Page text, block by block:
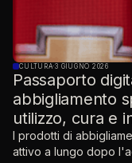
CULTURA·3 GIUGNO 2026
Passaporto
abbigliamento
utilizzo, cura e
I prodotti di
attivo a lungo dopo